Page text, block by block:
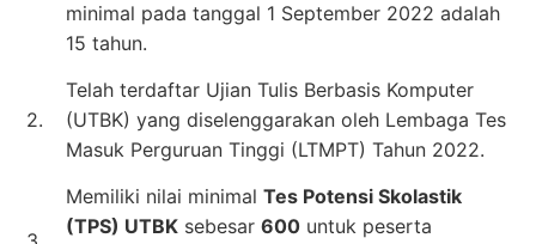
minimal pada tanggal 1 September 2022 adalah
15 tahun.
2.
Telah terdaftar Ujian Tulis Berbasis Komputer
(UTBK) yang diselenggarakan oleh Lembaga Tes
Masuk Perguruan Tinggi (LTMPT) Tahun 2022.
Memiliki nilai minimal Tes Potensi Skolastik
(TPS) UTBK sebesar 600 untuk peserta